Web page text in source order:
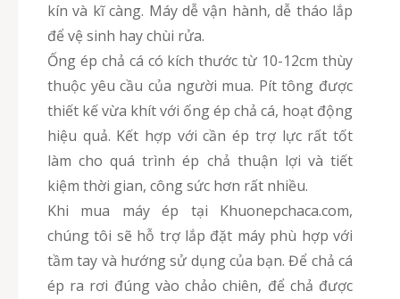
kín và kĩ càng. Máy dễ vận hành, dễ tháo lắp
để vệ sinh hay chùi rửa.
Ống ép chả cá có kích thước từ 10-12cm thùy
thuộc yêu cầu của người mua. Pít tông được
thiết kế vừa khít với ống ép chả cá, hoạt động
hiệu quả. Kết hợp với cần ép trợ lực rất tốt
làm cho quá trình ép chả thuận lợi và tiết
kiệm thời gian, công sức hơn rất nhiều.
Khi mua máy ép tại Khuonepchaca.com,
chúng tôi sẽ hỗ trợ lắp đặt máy phù hợp với
tầm tay và hướng sử dụng của bạn. Để chả cá
ép ra rơi đúng vào chảo chiên, để chả được